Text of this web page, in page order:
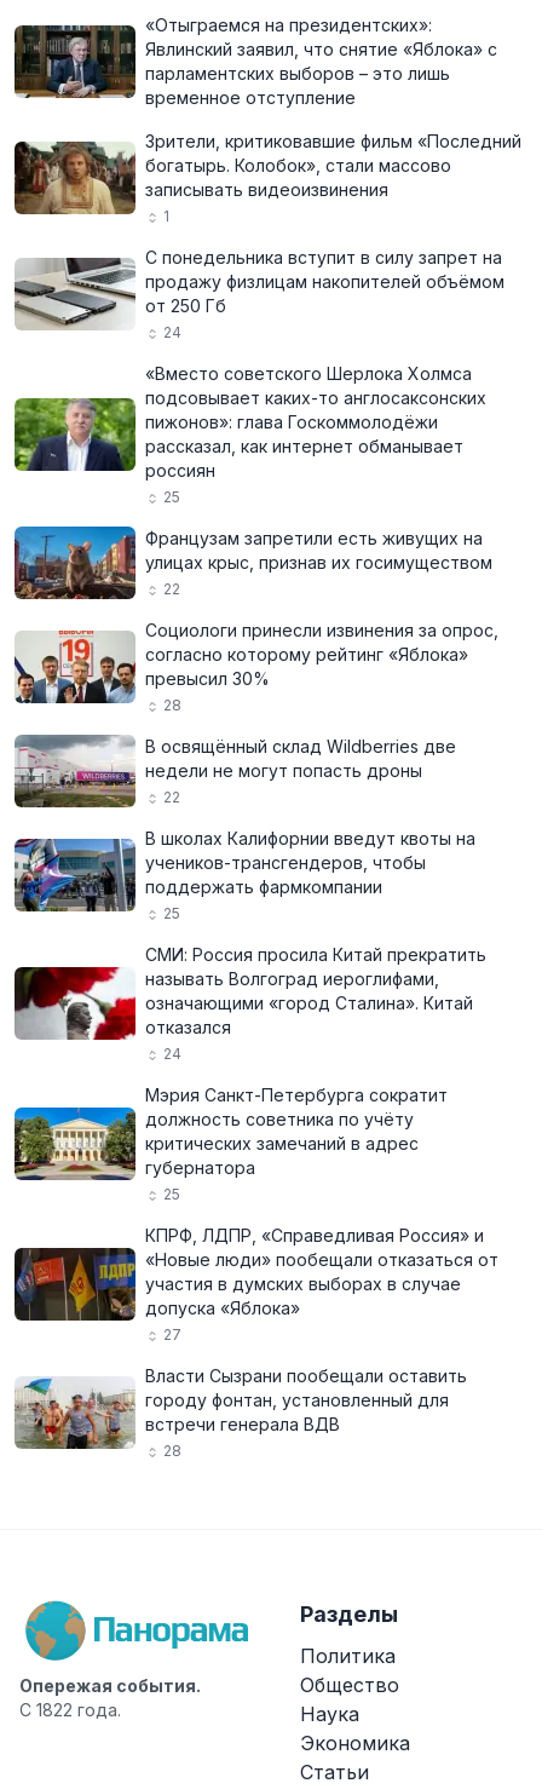
«Отыграемся на президентских»:
Явлинский заявил, что снятие «Яблока» с
парламентских выборов – это лишь
временное отступление
Зрители, критиковавшие фильм «Последний
богатырь. Колобок», стали массово
записывать видеоизвинения
1
С понедельника вступит в силу запрет на
продажу физлицам накопителей объёмом
от 250 Гб
24
«Вместо советского Шерлока Холмса
подсовывает каких-то англосаксонских
пижонов»: глава Госкоммолодёжи
рассказал, как интернет обманывает
россиян
25
Французам запретили есть живущих на
улицах крыс, признав их госимуществом
22
Социологи принесли извинения за опрос,
согласно которому рейтинг «Яблока»
превысил 30%
28
В освящённый склад Wildberries две
недели не могут попасть дроны
22
В школах Калифорнии введут квоты на
учеников-трансгендеров, чтобы
поддержать фармкомпании
25
СМИ: Россия просила Китай прекратить
называть Волгоград иероглифами,
означающими «город Сталина». Китай
отказался
24
Мэрия Санкт-Петербурга сократит
должность советника по учёту
критических замечаний в адрес
губернатора
25
КПРФ, ЛДПР, «Справедливая Россия» и
«Новые люди» пообещали отказаться от
участия в думских выборах в случае
допуска «Яблока»
27
Власти Сызрани пообещали оставить
городу фонтан, установленный для
встречи генерала ВДВ
28
Опережая события.
С 1822 года.
Разделы
Политика
Общество
Наука
Экономика
Статьи